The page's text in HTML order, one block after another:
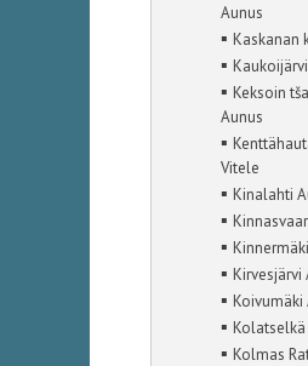
Aunus
▪ Kaskanan
▪
▪ Keksoin
Aunus
▪
Vitele
▪ Kinalahti
▪
▪
▪ Kirvesjärvi
▪ Koivumäki
▪ Kolatselkä
▪ Kolmas